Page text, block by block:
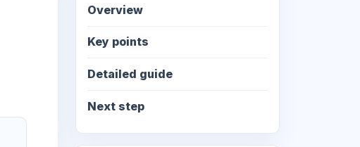
Overview
Key points
Detailed guide
Next step